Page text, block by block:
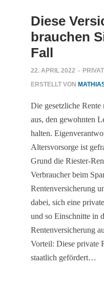
Diese
brauchen
Fall
22. APRIL 2022 -
ERSTELLT VON
Die gesetzliche
aus, den gewohnten
halten.
Altersvorsorge ist
Grund die Riester-
Verbraucher beim
Rentenversicherung
dabei, sich eine
und so Einschnitte in
Rentenversicherung
Vorteil: Diese private
staatlich gefördert…